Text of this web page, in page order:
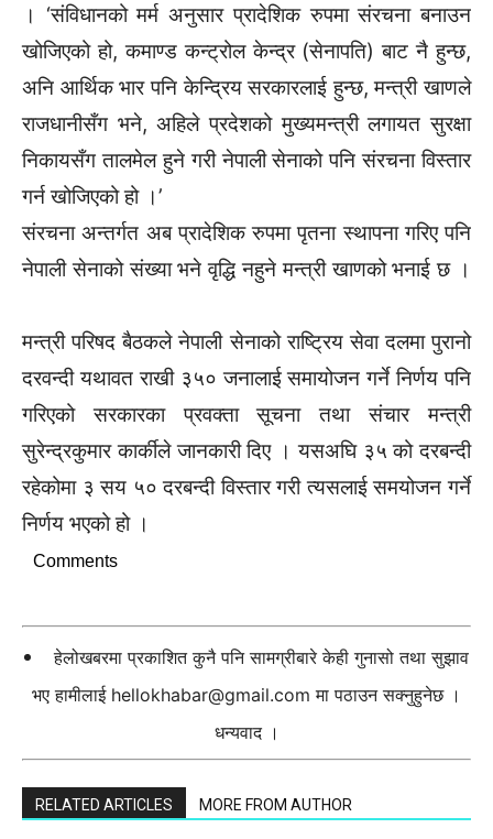
। ‘संविधानको मर्म अनुसार प्रादेशिक रुपमा संरचना बनाउन
खोजिएको हो, कमाण्ड कन्ट्रोल केन्द्र (सेनापति) बाट नै हुन्छ,
अनि आर्थिक भार पनि केन्द्रिय सरकारलाई हुन्छ, मन्त्री खाणले
राजधानीसँग भने, अहिले प्रदेशको मुख्यमन्त्री लगायत सुरक्षा
निकायसँग तालमेल हुने गरी नेपाली सेनाको पनि संरचना विस्तार
गर्न खोजिएको हो ।’
संरचना अन्तर्गत अब प्रादेशिक रुपमा पृतना स्थापना गरिए पनि
नेपाली सेनाको संख्या भने वृद्धि नहुने मन्त्री खाणको भनाई छ ।
मन्त्री परिषद बैठकले नेपाली सेनाको राष्ट्रिय सेवा दलमा पुरानो
दरवन्दी यथावत राखी ३५० जनालाई समायोजन गर्ने निर्णय पनि
गरिएको सरकारका प्रवक्ता सूचना तथा संचार मन्त्री
सुरेन्द्रकुमार कार्कीले जानकारी दिए । यसअघि ३५ को दरबन्दी
रहेकोमा ३ सय ५० दरबन्दी विस्तार गरी त्यसलाई समयोजन गर्ने
निर्णय भएको हो ।
Comments
हेलोखबरमा प्रकाशित कुनै पनि सामग्रीबारे केही गुनासो तथा सुझाव
भए हामीलाई hellokhabar@gmail.com मा पठाउन सक्नुहुनेछ ।
धन्यवाद ।
RELATED ARTICLES MORE FROM AUTHOR